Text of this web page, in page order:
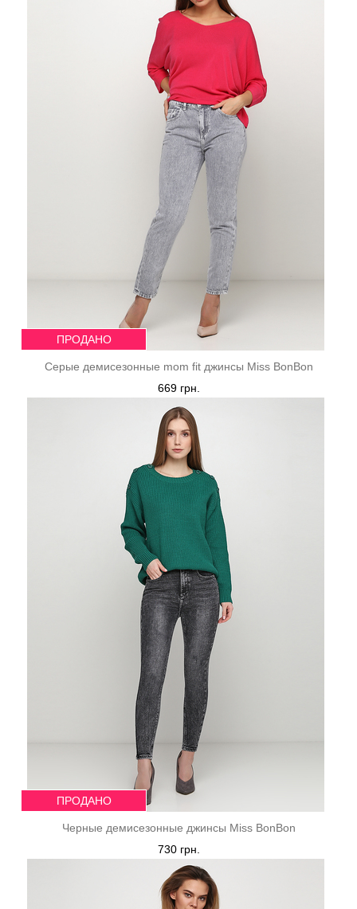
Серые демисезонные mom fit джинсы Miss BonBon
ПРОДАНО
669 грн.
Черные демисезонные джинсы Miss BonBon
ПРОДАНО
730 грн.